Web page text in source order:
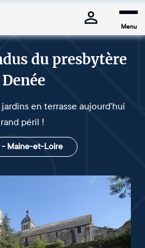
Menu
du presbytère
en terrasse aujourd'hui
péril !
- Maine-et-Loire